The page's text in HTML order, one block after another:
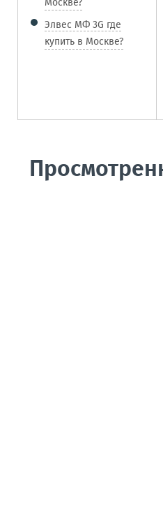
Москве?
Элвес МФ 3G где
купить в Москве?